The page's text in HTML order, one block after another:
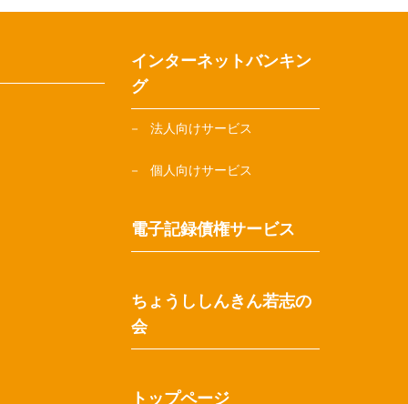
インターネットバンキン
グ
法人向けサービス
個人向けサービス
電子記録債権サービス
ちょうししんきん若志の
会
トップページ